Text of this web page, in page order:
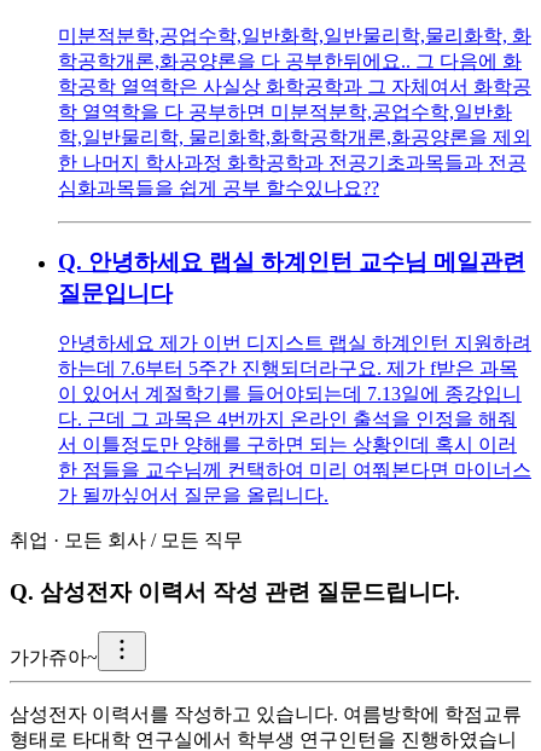
미분적분학,공업수학,일반화학,일반물리학,물리화학, 화
학공학개론,화공양론을 다 공부한뒤에요.. 그 다음에 화
학공학 열역학은 사실상 화학공학과 그 자체여서 화학공
학 열역학을 다 공부하면 미분적분학,공업수학,일반화
학,일반물리학, 물리화학,화학공학개론,화공양론을 제외
한 나머지 학사과정 화학공학과 전공기초과목들과 전공
심화과목들을 쉽게 공부 할수있나요??
Q. 안녕하세요 랩실 하계인턴 교수님 메일관련
질문입니다
안녕하세요 제가 이번 디지스트 랩실 하계인턴 지원하려
하는데 7.6부터 5주간 진행되더라구요. 제가 f받은 과목
이 있어서 계절학기를 들어야되는데 7.13일에 종강입니
다. 근데 그 과목은 4번까지 온라인 출석을 인정을 해줘
서 이틀정도만 양해를 구하면 되는 상황인데 혹시 이러
한 점들을 교수님께 컨택하여 미리 여쭤본다면 마이너스
가 될까싶어서 질문을 올립니다.
취업 · 모든 회사 / 모든 직무
Q. 삼성전자 이력서 작성 관련 질문드립니다.
가가쥬아~
삼성전자 이력서를 작성하고 있습니다. 여름방학에 학점교류
형태로 타대학 연구실에서 학부생 연구인턴을 진행하였습니